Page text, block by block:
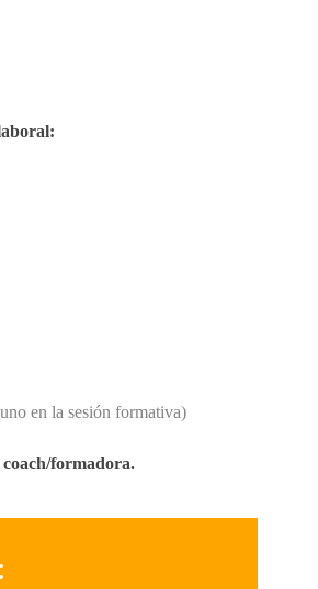
en la sesión formativa)
coach/formadora.